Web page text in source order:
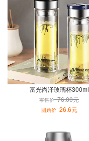
富光尚泽玻璃杯300ml
零售价76.00元
团购价26.6元